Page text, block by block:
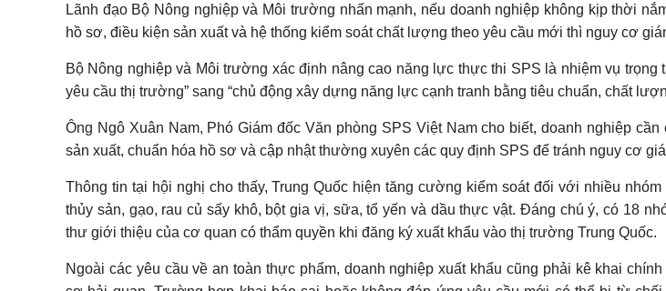
Lãnh đạo Bộ Nông nghiệp và Môi trường nhấn mạnh, nếu doanh nghiệp không kịp thời
hồ sơ, điều kiện sản xuất và hệ thống kiểm soát chất lượng theo yêu cầu mới thì nguy cơ
Bộ Nông nghiệp và Môi trường xác định nâng cao năng lực thực thi SPS là nhiệm vụ trọng
yêu cầu thị trường” sang “chủ động xây dựng năng lực cạnh tranh bằng tiêu chuẩn, chất
Ông Ngô Xuân Nam, Phó Giám đốc Văn phòng SPS Việt Nam cho biết, doanh nghiệp cần
sản xuất, chuẩn hóa hồ sơ và cập nhật thường xuyên các quy định SPS để tránh nguy cơ
Thông tin tại hội nghị cho thấy, Trung Quốc hiện tăng cường kiểm soát đối với nhiều
thủy sản, gạo, rau củ sấy khô, bột gia vị, sữa, tổ yến và dầu thực vật. Đáng chú ý, có 18
thư giới thiệu của cơ quan có thẩm quyền khi đăng ký xuất khẩu vào thị trường Trung Quốc.
Ngoài các yêu cầu về an toàn thực phẩm, doanh nghiệp xuất khẩu cũng phải kê khai